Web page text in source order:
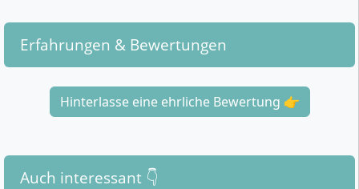
Erfahrungen & Bewertungen
Hinterlasse eine ehrliche Bewertung 👉
Auch interessant 👇